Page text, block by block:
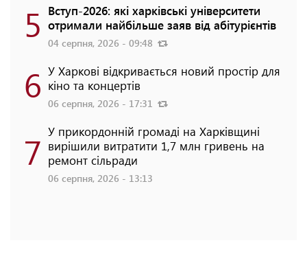
5 Вступ-2026: які харківські університети
отримали найбільше заяв від абітурієнтів
04 серпня, 2026 - 09:48
6 У Харкові відкривається новий простір для
кіно та концертів
06 серпня, 2026 - 17:31
7 У прикордонній громаді на Харківщині
вирішили витратити 1,7 млн гривень на
ремонт сільради
06 серпня, 2026 - 13:13